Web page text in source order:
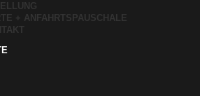
+ ANFAHRTSPAUSCHALE